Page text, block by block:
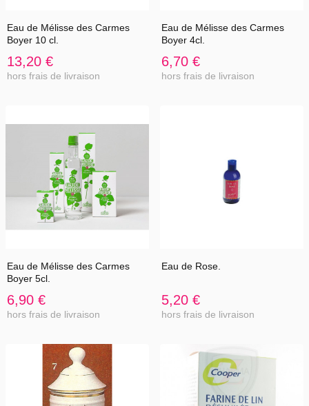
Eau de Mélisse des Carmes
Boyer 10 cl.
13,20 €
hors frais de livraison
Eau de Mélisse des Carmes
Boyer 4cl.
6,70 €
hors frais de livraison
Eau de Mélisse des Carmes
Boyer 5cl.
6,90 €
hors frais de livraison
Eau de Rose.
5,20 €
hors frais de livraison